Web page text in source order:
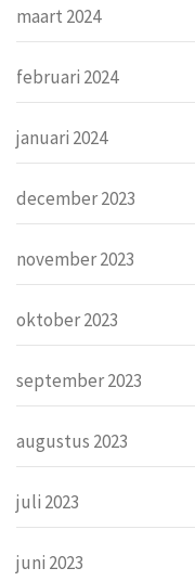
maart 2024
februari 2024
januari 2024
december 2023
november 2023
oktober 2023
september 2023
augustus 2023
juli 2023
juni 2023